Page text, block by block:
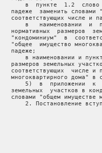
в  пункте  1.2
падеже  заменить словами
соответствующих числе и
в   наименовании  и
нормативных  размеров
"кондоминиум"  в
"общее  имущество
   падеже;
в наименовании и
размеров земельных
соответствующих  числе и
многоквартирного дома" в
5)  в  приложении  к
земельных  участков в
словами "общем имуществе
2. Постановление